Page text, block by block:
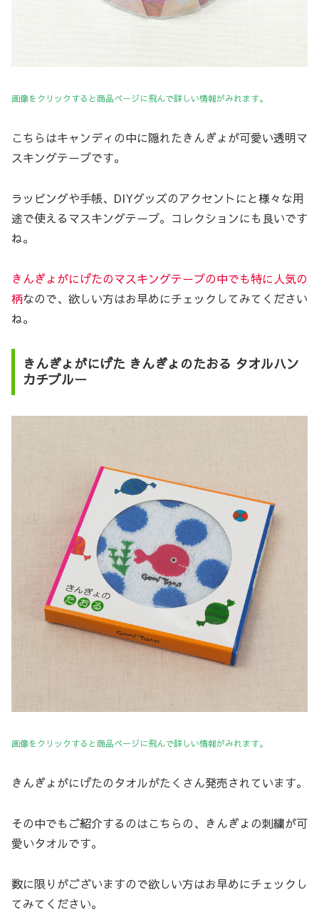
画像をクリックすると商品ページに飛んで詳しい情報がみれます。
こちらはキャンディの中に隠れたきんぎょが可愛い透明マ
スキングテープです。
ラッピングや手帳、DIYグッズのアクセントにと様々な用
途で使えるマスキングテープ。コレクションにも良いです
ね。
きんぎょがにげたのマスキングテープの中でも特に人気の
柄なので、欲しい方はお早めにチェックしてみてください
ね。
きんぎょがにげた きんぎょのたおる タオルハン
カチブルー
画像をクリックすると商品ページに飛んで詳しい情報がみれます。
きんぎょがにげたのタオルがたくさん発売されています。
その中でもご紹介するのはこちらの、きんぎょの刺繍が可
愛いタオルです。
数に限りがございますので欲しい方はお早めにチェックし
てみてください。